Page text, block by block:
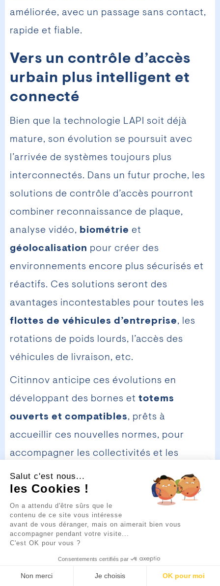
améliorée, avec un passage sans contact,
rapide et fiable.
Vers un contrôle d’accès
urbain plus intelligent et
connecté
Bien que la technologie LAPI soit déjà
mature, son évolution se poursuit avec
l’arrivée de systèmes toujours plus
interconnectés. Dans un futur proche, les
solutions de contrôle d’accès pourront
combiner reconnaissance de plaque,
analyse vidéo, biométrie et
géolocalisation pour créer des
environnements encore plus sécurisés et
réactifs. Ces solutions seront des
avantages incontestables pour toutes les
flottes de véhicules d’entreprise, les
rotations de poids lourds, l’accès des
véhicules de livraison, etc.
Citinnov anticipe ces évolutions en
développant des bornes et totems
ouverts et compatibles, prêts à
accueillir ces nouvelles normes, pour
accompagner les collectivités et les
entreprises dans leur transition vers des
environnements plus intelligents et sûrs.
Things to
remember
La caméra LAPI associée aux totems de
d’aménagement urbain ou
de sécurisation ?
Je suis là pour vous guider.
Cliquez sur la bulle ci-
dessous pour discuter 👇
EN
Salut c'est nous...
les Cookies !
On a attendu d'être sûrs que le
contenu de ce site vous intéresse
avant de vous déranger, mais on aimerait bien vous
accompagner pendant votre visite...
C'est OK pour vous ?
Consentements certifiés par
Non merci Je choisis OK pour moi